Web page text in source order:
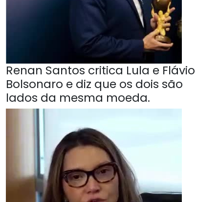
Renan Santos critica Lula e Flávio
Bolsonaro e diz que os dois são
lados da mesma moeda.